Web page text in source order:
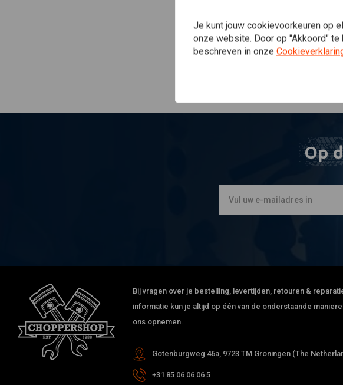
Op
Bij vragen over je bestelling, levertijden, retouren &
informatie kun je altijd op één van de onderstaande
ons opnemen.
Gotenburgweg 46a, 9723 TM Groningen (The
+31 85 06 06 06 5
Je kunt jouw cookievoorkeuren op
onze website. Door op "Akkoord"
beschreven in onze